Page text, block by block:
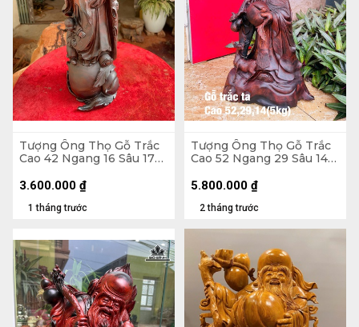
Tượng Ông Thọ Gỗ Trắc
Cao 42 Ngang 16 Sâu 17
1 tháng trước
3.600.000 ₫
Tượng Ông Thọ Gỗ Trắc
Cao 52 Ngang 29 Sâu 14
2 tháng trước
5.800.000 ₫